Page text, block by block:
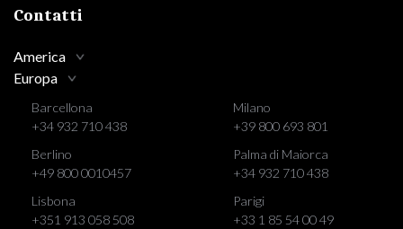
Contatti
America
Europa
Barcellona
+34 932 710 438
Berlino
+49 800 0010457
Lisbona
+351 913 058 508
Milano
+39 800 693 801
Palma di Maiorca
+34 932 710 438
Parigi
+33 1 85 54 00 49